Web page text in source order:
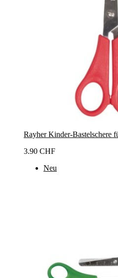
Rayher Kinder-Bastelschere
3.90 CHF
Neu